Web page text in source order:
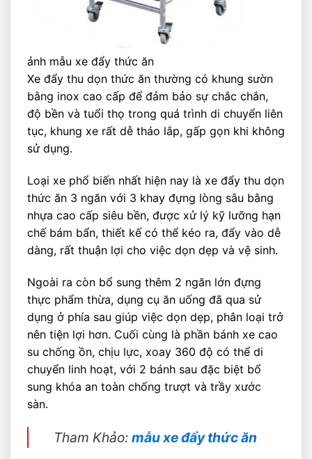
ảnh mẫu xe đẩy thức ăn
Xe đẩy thu dọn thức ăn thường có khung sườn
bằng inox cao cấp để đảm bảo sự chắc chắn,
độ bền và tuổi thọ trong quá trình di chuyển liên
tục, khung xe rất dễ tháo lắp, gấp gọn khi không
sử dụng.
Loại xe phổ biến nhất hiện nay là xe đẩy thu dọn
thức ăn 3 ngăn với 3 khay đựng lòng sâu bằng
nhựa cao cấp siêu bền, được xử lý kỹ lưỡng hạn
chế bám bẩn, thiết kế có thể kéo ra, đẩy vào dễ
dàng, rất thuận lợi cho việc dọn dẹp và vệ sinh.
Ngoài ra còn bổ sung thêm 2 ngăn lớn đựng
thực phẩm thừa, dụng cụ ăn uống đã qua sử
dụng ở phía sau giúp việc dọn dẹp, phân loại trở
nên tiện lợi hơn. Cuối cùng là phần bánh xe cao
su chống ồn, chịu lực, xoay 360 độ có thể di
chuyển linh hoạt, với 2 bánh sau đặc biệt bổ
sung khóa an toàn chống trượt và trầy xước
sàn.
Tham Khảo: mẫu xe đẩy thức ăn